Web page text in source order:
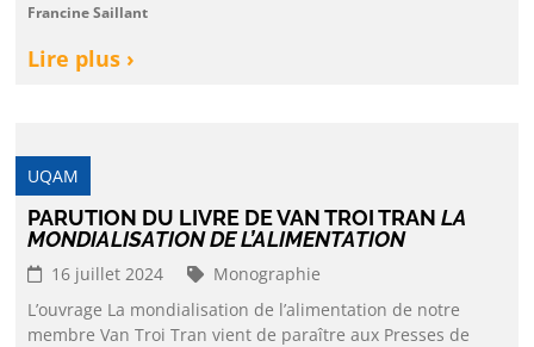
Francine Saillant
Lire plus ›
UQAM
PARUTION DU LIVRE DE VAN TROI TRANLA
MONDIALISATION DE L’ALIMENTATION
16 juillet 2024
Monographie
L’ouvrage La mondialisation de l’alimentation de notre
membre Van Troi Tran vient de paraître aux Presses de